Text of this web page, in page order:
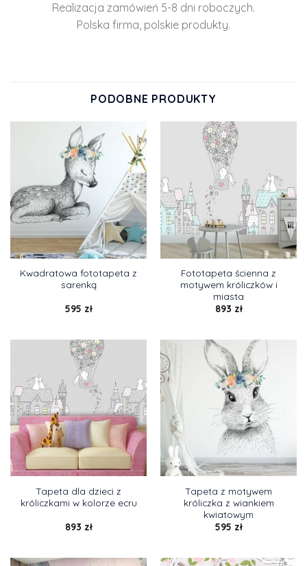
Realizacja zamówień 5-8 dni roboczych.
Polska firma, polskie produkty.
PODOBNE PRODUKTY
Kwadratowa fototapeta z
sarenką
595 zł
Fototapeta ścienna z
motywem króliczków i
miasta
893 zł
Tapeta dla dzieci z
króliczkami w kolorze ecru
893 zł
Tapeta z motywem
króliczka z wiankiem
kwiatowym
595 zł